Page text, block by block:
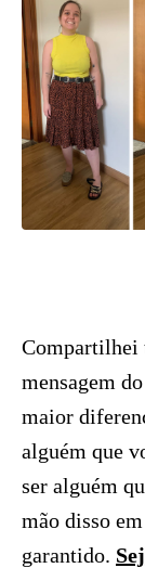
Compartilhei
mensagem
maior
alguém que
ser alguém
mão disso
garantido.